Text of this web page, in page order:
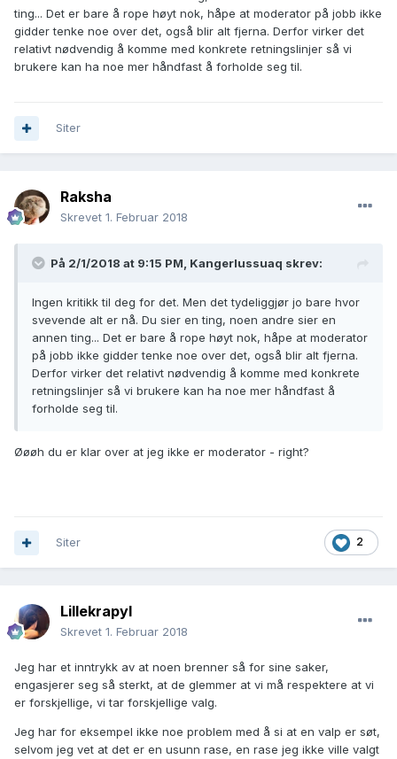
ting... Det er bare å rope høyt nok, håpe at moderator på jobb ikke
gidder tenke noe over det, også blir alt fjerna. Derfor virker det
relativt nødvendig å komme med konkrete retningslinjer så vi
brukere kan ha noe mer håndfast å forholde seg til.
Siter
Raksha
Skrevet 1. Februar 2018
På 2/1/2018 at 9:15 PM, Kangerlussuaq skrev:
Ingen kritikk til deg for det. Men det tydeliggjør jo bare hvor
svevende alt er nå. Du sier en ting, noen andre sier en
annen ting... Det er bare å rope høyt nok, håpe at moderator
på jobb ikke gidder tenke noe over det, også blir alt fjerna.
Derfor virker det relativt nødvendig å komme med konkrete
retningslinjer så vi brukere kan ha noe mer håndfast å
forholde seg til.
Øøøh du er klar over at jeg ikke er moderator - right?
2
Siter
Lillekrapyl
Skrevet 1. Februar 2018
Jeg har et inntrykk av at noen brenner så for sine saker,
engasjerer seg så sterkt, at de glemmer at vi må respektere at vi
er forskjellige, vi tar forskjellige valg.
Jeg har for eksempel ikke noe problem med å si at en valp er søt,
selvom jeg vet at det er en usunn rase, en rase jeg ikke ville valgt